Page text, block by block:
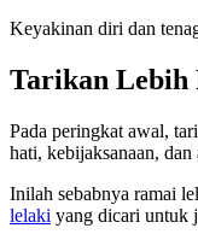
Keyakinan diri dan
Tarikan Lebih
Pada peringkat awal,
hati, kebijaksanaan,
Inilah sebabnya ramai
lelaki yang dicari untuk